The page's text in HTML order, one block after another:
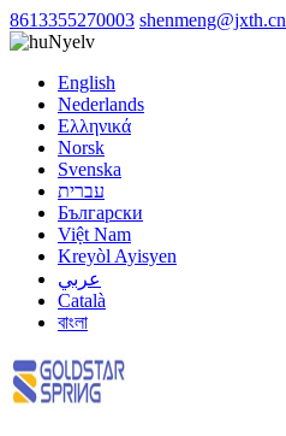
8613355270003 shenmeng@jxth.cn
Nyelv
English
Nederlands
Ελληνικά
Norsk
Svenska
עברית
Български
Việt Nam
Kreyòl Ayisyen
عربي
Català
বাংলা